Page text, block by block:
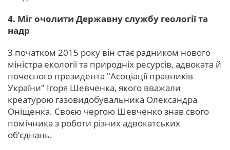
4. Міг очолити Державну службу геології та
надр
З початком 2015 року він стає радником нового
міністра екології та природніх ресурсів, адвоката й
почесного президента "Асоціації правників
України" Ігоря Шевченка, якого вважали
креатурою газовидобувальника Олександра
Оніщенка. Своєю чергою Шевченко знав свого
помічника з роботи різних адвокатських
об’єднань.